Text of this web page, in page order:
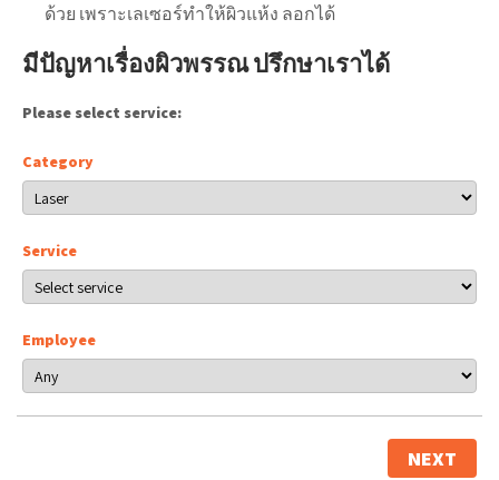
ด้วย เพราะเลเซอร์ทำให้ผิวแห้ง ลอกได้
มีปัญหาเรื่องผิวพรรณ ปรึกษาเราได้
Please select service:
Category
Service
Employee
NEXT